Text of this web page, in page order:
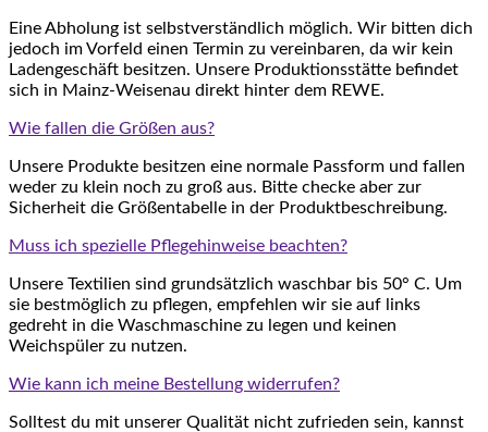
Eine Abholung ist selbstverständlich möglich. Wir bitten dich
jedoch im Vorfeld einen Termin zu vereinbaren, da wir kein
Ladengeschäft besitzen. Unsere Produktionsstätte befindet
sich in Mainz-Weisenau direkt hinter dem REWE.
Wie fallen die Größen aus?
Unsere Produkte besitzen eine normale Passform und fallen
weder zu klein noch zu groß aus. Bitte checke aber zur
Sicherheit die Größentabelle in der Produktbeschreibung.
Muss ich spezielle Pflegehinweise beachten?
Unsere Textilien sind grundsätzlich waschbar bis 50° C. Um
sie bestmöglich zu pflegen, empfehlen wir sie auf links
gedreht in die Waschmaschine zu legen und keinen
Weichspüler zu nutzen.
Wie kann ich meine Bestellung widerrufen?
Solltest du mit unserer Qualität nicht zufrieden sein, kannst